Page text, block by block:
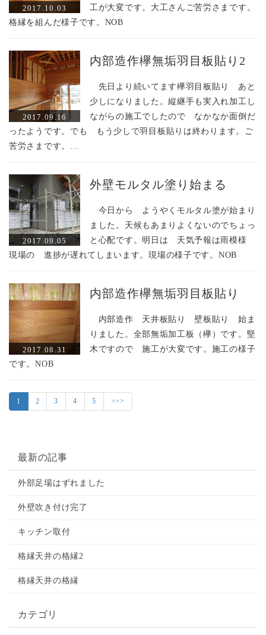
2017.10.03
工が大変です。大工さんご苦労さまです。
格縁を組んだ様子です。NOB
2017.09.16
内部造作欅無垢羽目板貼り2
先日より続いてます欅羽目板貼り あと
少しになりました。縦継手も実入れ加工し
ながらの施工でしたので なかなか面倒だ
ったようです。でも もう少しで羽目板貼りは終わります。ご
苦労さまです。…
2017.09.05
外壁モルタル塗り始まる
今日から ようやくモルタル塗が始まり
ました。天候もあまりよくないのでちょっ
と心配です。明日は 天気予報は雨模様
現場の 進捗が遅れてしまいます。現場の様子です。NOB
2017.08.31
内部造作欅無垢羽目板貼り
内部造作 天井板貼り 壁板貼り 始ま
りました。全部無垢加工板（欅）です。堅
木ですので 施工が大変です。施工の様子
です。NOB
1 2 3 4 5 >>>
最新の記事
外部足場はずれました
外壁吹き付け完了
キッチン取付
格縁天井の格縁2
格縁天井の格縁
カテゴリ